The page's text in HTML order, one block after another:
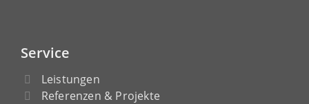
Service
Leistungen
Referenzen & Projekte